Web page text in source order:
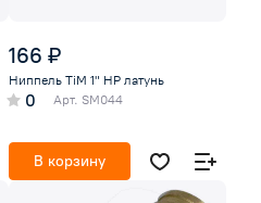
166 ₽
Ниппель TiM 1" НР латунь
0 Арт. SM044
В корзину